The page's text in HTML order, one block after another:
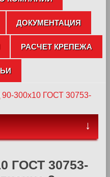
ДОКУМЕНТАЦИЯ
РАСЧЕТ КРЕПЕЖА
90-300х10 ГОСТ 30753-
ГОСТ 30753-